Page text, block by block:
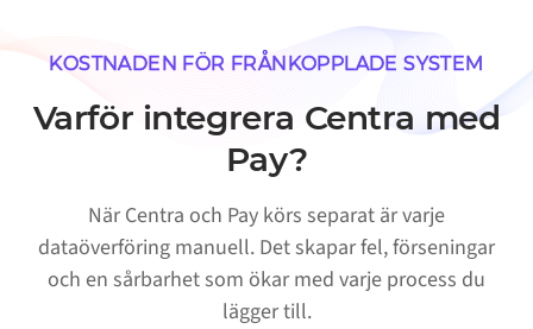
KOSTNADEN FÖR FRÅNKOPPLADE SYSTEM
Varför integrera Centra med
Pay?
När Centra och Pay körs separat är varje
dataöverföring manuell. Det skapar fel, förseningar
och en sårbarhet som ökar med varje process du
lägger till.